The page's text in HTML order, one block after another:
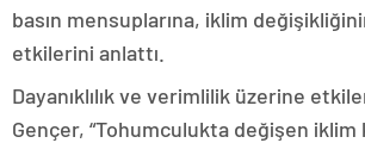
basın mensuplarına, iklim
etkilerini anlattı.
Dayanıklılık ve verimlilik üzerine
Gençer, “Tohumculukta değişen iklim